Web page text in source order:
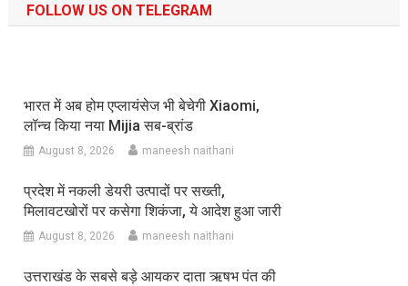
FOLLOW US ON TELEGRAM
भारत में अब होम एप्लायंसेज भी बेचेगी Xiaomi,
लॉन्च किया नया Mijia सब-ब्रांड
August 8, 2026 maneesh naithani
प्रदेश में नकली डेयरी उत्पादों पर सख्ती,
मिलावटखोरों पर कसेगा शिकंजा, ये आदेश हुआ जारी
August 8, 2026 maneesh naithani
उत्तराखंड के सबसे बड़े आयकर दाता ऋषभ पंत की